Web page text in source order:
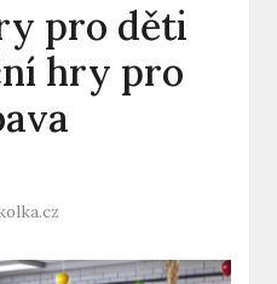
pro děti
hry pro